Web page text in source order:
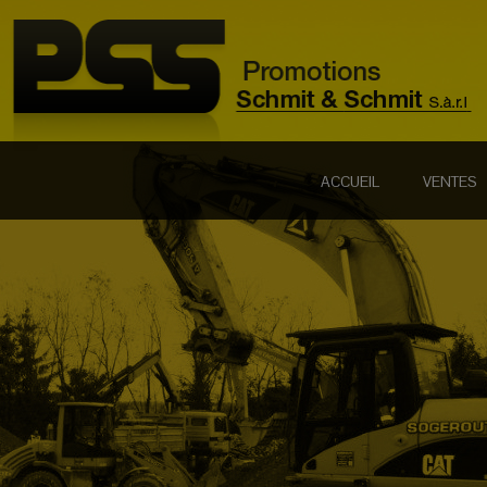
ACCUEIL VENTES